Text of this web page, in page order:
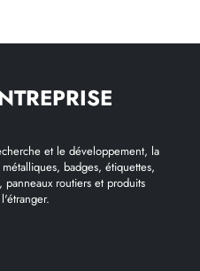
et le développement, la
badges, étiquettes,
routiers et produits